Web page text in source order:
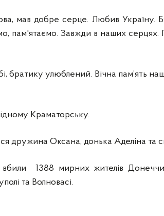
мав добре серце. Любив Україну.
пам'ятаємо. Завжди в наших серцях.
братику улюблений. Вічна пам’ять
Краматорську.
дружина Оксана, донька Аделіна та
1388 мирних жителів
та Волновасі.